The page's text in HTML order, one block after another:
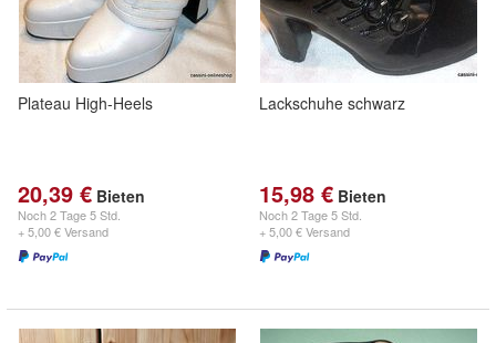
Plateau High-Heels
20,39 € Bieten
Noch2 Tage 5 Std.
+ 5,00 € Versand
Lackschuhe schwarz
15,98 € Bieten
Noch2 Tage 5 Std.
+ 5,00 € Versand